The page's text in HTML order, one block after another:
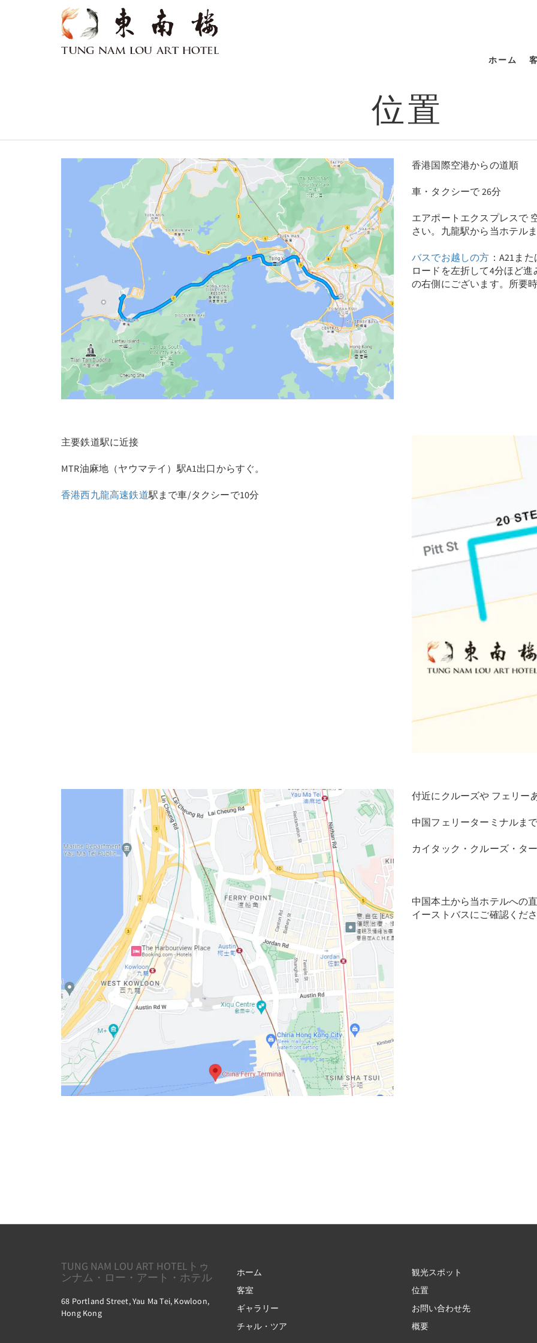
ホーム
位置
香港国際空港からの道順
車・タクシーで 26分
エアポートエクスプレスで
さい。九龍駅から当ホテル
バスでお越しの方 ：A21ま
ロードを左折して4分ほど
の右側にございます。所要
主要鉄道駅に近接
MTR油麻地（ヤウマテイ）駅A1出口からすぐ。
香港西九龍高速鉄道駅まで車/タクシーで10分
付近にクルーズや フェリー
中国フェリーターミナルま
カイタック・クルーズ・タ
中国本土から当ホテルへの
イーストバスにご確認くだ
TUNG NAM LOU ART HOTELトゥ
ンナム・ロー・アート・ホテル
68 Portland Street, Yau Ma Tei, Kowloon,
Hong Kong
ホーム
客室
ギャラリー
チャル・ツア
観光スポット
位置
お問い合わせ先
概要